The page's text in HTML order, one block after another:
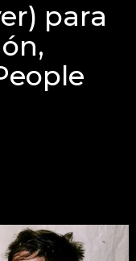
para